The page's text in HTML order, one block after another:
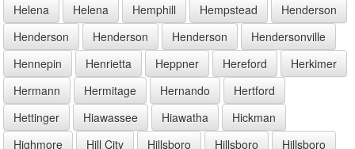
Helena
Helena Hemphill Hempstead
Henderson
Henderson
Henderson Henderson
Hendersonville
Hennepin
Henrietta Heppner Hereford
Herkimer
Hermann
Hermitage Hernando
Hertford
Hettinger
Hiawassee Hiawatha
Hickman
Highmore
Hill City Hillsboro Hillsboro
Hillsboro